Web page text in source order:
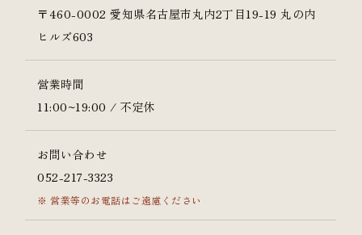
〒460-0002 愛知県名古屋市丸内2丁目19-19 丸の内
ヒルズ603
営業時間
11:00~19:00 / 不定休
お問い合わせ
052-217-3323
営業等のお電話はご遠慮ください